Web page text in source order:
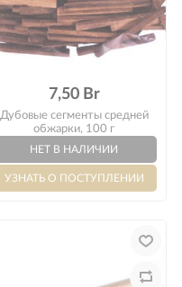
7,50 Br
Дубовые сегменты средней
обжарки, 100 г